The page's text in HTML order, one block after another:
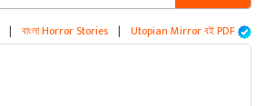
| বাংলা Horror Stories | Utopian Mirror বই PDF